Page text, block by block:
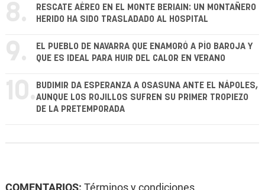
8.
RESCATE AÉREO EN EL MONTE BERIAIN: UN MONTAÑERO
HERIDO HA SIDO TRASLADADO AL HOSPITAL
9.
EL PUEBLO DE NAVARRA QUE ENAMORÓ A PÍO BAROJA Y
QUE ES IDEAL PARA HUIR DEL CALOR EN VERANO
10. BUDIMIR DA ESPERANZA A OSASUNA ANTE EL NÁPOLES,
AUNQUE LOS ROJILLOS SUFREN SU PRIMER TROPIEZO
DE LA PRETEMPORADA